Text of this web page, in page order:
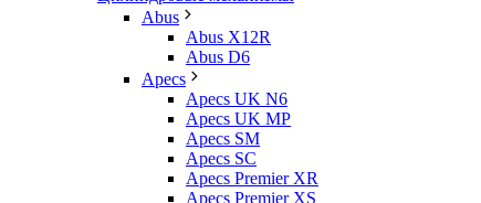
Abus
Abus X12R
Abus D6
Apecs
Apecs UK N6
Apecs UK MP
Apecs SM
Apecs SC
Apecs Premier XR
Apecs Premier XS